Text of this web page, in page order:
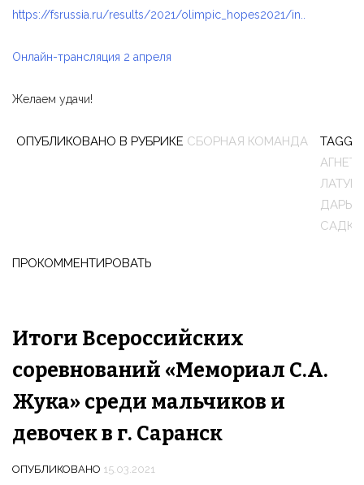
https://fsrussia.ru/results/2021/olimpic_hopes2021/in..
Онлайн-трансляция 2 апреля
Желаем удачи!
ОПУБЛИКОВАНО В РУБРИКЕ СБОРНАЯ КОМАНДА
АГНЕТА
ДАРЬЯ
ПРОКОММЕНТИРОВАТЬ
Итоги Всероссийских
соревнований «Мемориал С.А.
Жука» среди мальчиков и
девочек в г. Саранск
ОПУБЛИКОВАНО 15.03.2021